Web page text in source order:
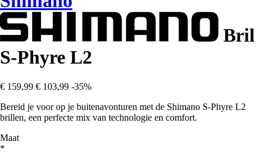
Bril
S-Phyre L2
€ 159,99 € 103,99 -35%
Bereid je voor op je buitenavonturen met de Shimano S-Phyre L2
brillen, een perfecte mix van technologie en comfort.
Maat
*